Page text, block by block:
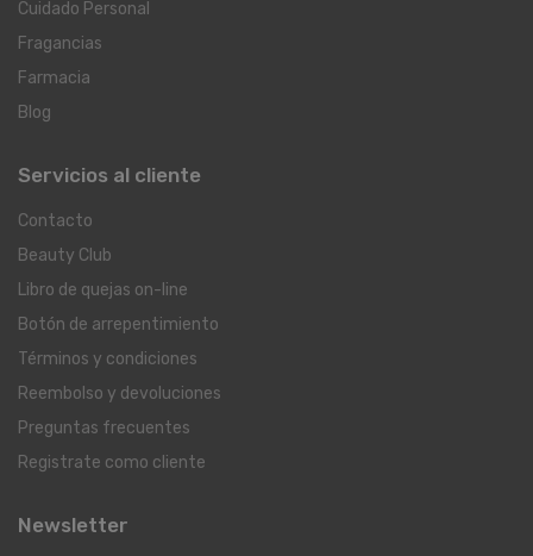
Cuidado Personal
Fragancias
Farmacia
Blog
Servicios al cliente
Contacto
Beauty Club
Libro de quejas on-line
Botón de arrepentimiento
Términos y condiciones
Reembolso y devoluciones
Preguntas frecuentes
Registrate como cliente
Newsletter